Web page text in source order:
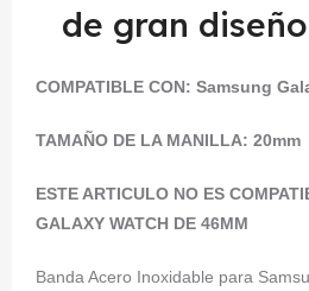
de gran
COMPATIBLE CON: Samsung
TAMAÑO DE LA MANILLA: 20mm
ESTE ARTICULO NO ES
GALAXY WATCH DE 46MM
Banda Acero Inoxidable para